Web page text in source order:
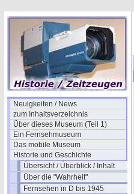
Neuigkeiten / News
zum Inhaltsverzeichnis
Über dieses Museum (Teil 1)
Ein Fernsehmuseum
Das mobile Museum
Historie und Geschichte
Übersicht / Überblick / Inhalt
Über die "Wahrheit"
Fernsehen in D bis 1945